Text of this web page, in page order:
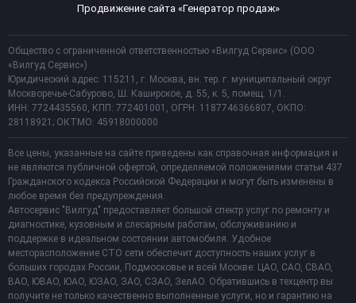
Продвижение сайта «Генератор продаж»
Общество с ограниченной ответственностью «Вилгуд Сервис» (ООО
«Вилгуд Сервис»)
Юридический адрес: 115211, г. Москва, вн. тер. г. муниципальный округ
Москворечье-Сабурово, Ш. Каширское, д. 55, к. 5, помещ. 1/1.
ИНН: 7724435560, КПП: 772401001, ОГРН: 1187746366807, ОКПО:
28118921; ОКТМО: 45918000000
Все цены, указанные на сайте приведены как справочная информация и
не являются публичной офертой, определяемой положениями статьи 437
Гражданского кодекса Российской Федерации и могут быть изменены в
любое время без предупреждения.
Автосервис "Вилгуд" предоставляет большой спектр услуг по ремонту и
диагностике, кузовным и слесарным работам, обслуживанию и
поддержке в идеальном состоянии автомобиля. Удобное
месторасположение СТО сети обеспечит доступность наших услуг в
больших городах России, Подмосковье и всей Москве: ЦАО, САО, СВАО,
ВАО, ЮВАО, ЮАО, ЮЗАО, ЗАО, СЗАО, ЗелАО. Обратившись в техцентр вы
получите не только качественно выполненные услуги, но и гарантию на